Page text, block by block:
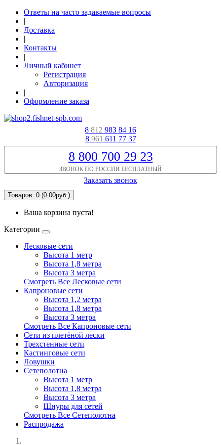
Ответы на часто задаваемые вопросы
|
Доставка
|
Контакты
|
Личный кабинет
Регистрация
Авторизация
|
Оформление заказа
8 812 983 84 16
8 961 611 77 37
8 800 700 29 23
ЗВОНОК ПО РОССИИ БЕСПЛАТНЫЙ
Заказать звонок
Товаров: 0 (0.00руб.)
Ваша корзина пуста!
Категории
Лесковые сети
Высота 1 метр
Высота 1,8 метра
Высота 3 метра
Смотреть Все Лесковые сети
Капроновые сети
Высота 1,2 метра
Высота 1,8 метра
Высота 3 метра
Смотреть Все Капроновые сети
Сети из плетёной лески
Трехстенные сети
Кастинговые сети
Ловушки
Сетеполотна
Высота 1 метр
Высота 1,8 метра
Высота 3 метра
Шнуры для сетей
Смотреть Все Сетеполотна
Распродажа